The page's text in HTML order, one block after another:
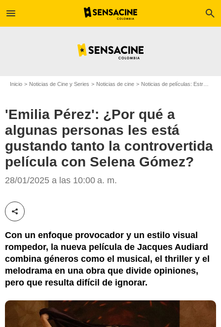
menu search
Inicio Noticias de Cine y Series Noticias de cine Noticias de películas: Estreno de película
'Emilia Pérez': ¿Por qué a
algunas personas les está
gustando tanto la controvertida
película con Selena Gómez?
28/01/2025 a las 10:00 a. m.
Compartir esta noticia
Con un enfoque provocador y un estilo visual
rompedor, la nueva película de Jacques Audiard
combina géneros como el musical, el thriller y el
melodrama en una obra que divide opiniones,
pero que resulta difícil de ignorar.